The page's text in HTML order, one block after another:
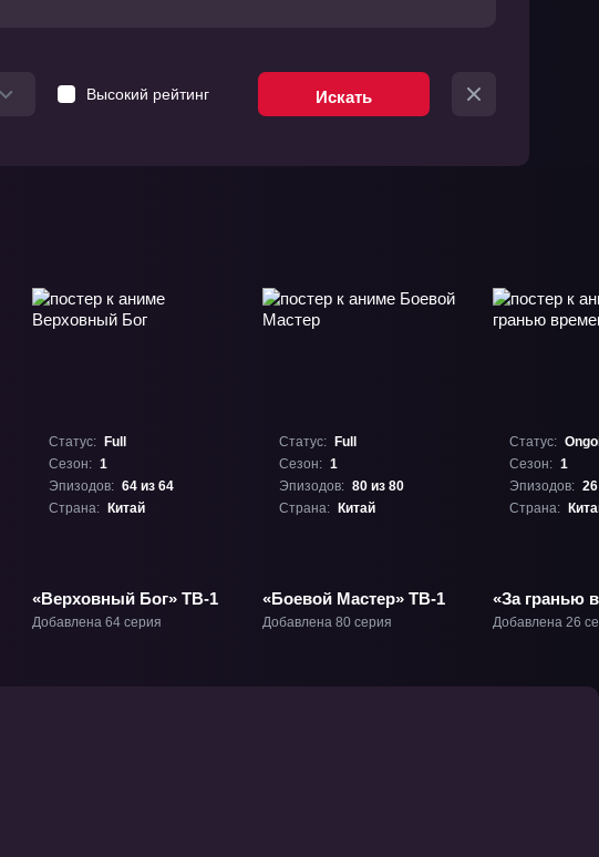
Высокий рейтинг Искать
Статус:
Full
Сезон: 1
Эпизодов: 64 из 64
Страна:
Китай
«Верховный Бог» ТВ-1
Добавлена 64 серия
Статус:
Full
Сезон: 1
Эпизодов: 80 из 80
Страна:
Китай
«Боевой Мастер» ТВ-1
Добавлена 80 серия
Статус:
Сезон: 1
Эпизодов:
Страна:
«За гранью
ТВ-1
Добавлена 26